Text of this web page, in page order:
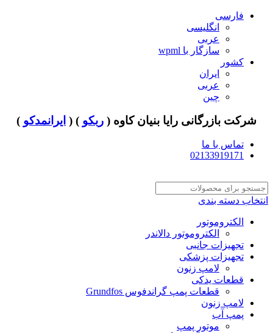
فارسی
انگلیسی
عربی
سازگار با wpml
کشور
ایران
عربی
چین
شرکت بازرگانی رایا بنیان کاوه ( ربکو ) ( ایرانمدکو )
تماس با ما
02133919171
انتخاب دسته بندی
الکتروموتور
الکتروموتور دالاندر
تجهیزات جانبی
تجهیزات پزشکی
لامپ زنون
قطعات یدکی
قطعات پمپ گراندفوس Grundfos
لامپ زنون
پمپ آب
موتور پمپ